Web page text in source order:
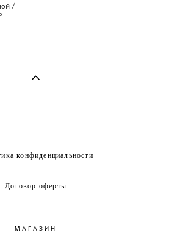
/
конфиденциальности
Договор оферты
МАГАЗИН